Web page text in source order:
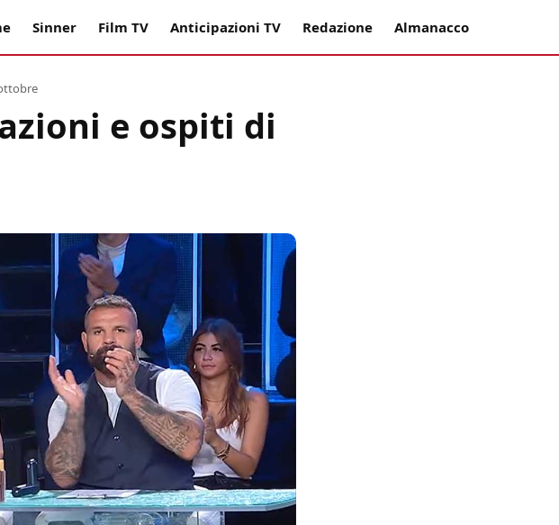
Sinner Film TV Anticipazioni TV Redazione Almanacco
e ospiti di